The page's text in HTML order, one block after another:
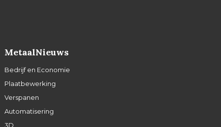
MetaalNieuws
Bedrijf en Economie
Plaatbewerking
Verspanen
Automatisering
3D